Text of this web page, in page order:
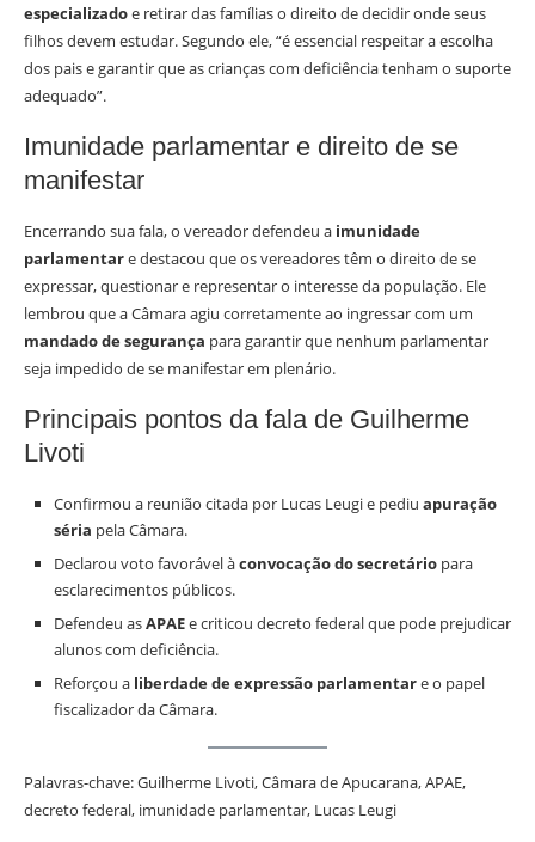
especializadoe retirar das famílias o direito de decidir onde seus
filhos devem estudar. Segundo ele, “é essencial respeitar a escolha
dos pais e garantir que as crianças com deficiência tenham o suporte
adequado”.
Imunidade parlamentar e direito de se
manifestar
Encerrando sua fala, o vereador defendeu a imunidade
parlamentare destacou que os vereadores têm o direito de se
expressar, questionar e representar o interesse da população. Ele
lembrou que a Câmara agiu corretamente ao ingressar com um
mandado de segurança para garantir que nenhum parlamentar
seja impedido de se manifestar em plenário.
Principais pontos da fala de Guilherme
Livoti
Confirmou a reunião citada por Lucas Leugi e pediu apuração
séria pela Câmara.
Declarou voto favorável àconvocação do secretário para
esclarecimentos públicos.
Defendeu asAPAEe criticou decreto federal que pode prejudicar
alunos com deficiência.
Reforçou a liberdade de expressão parlamentare o papel
fiscalizador da Câmara.
Palavras-chave: Guilherme Livoti, Câmara de Apucarana, APAE,
decreto federal, imunidade parlamentar, Lucas Leugi